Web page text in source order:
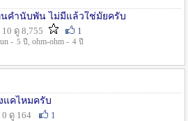
คำนับพัน ไม่มีแล้วใช่มั๊ยครับ
ดู 8,755
1
- 5 ปี , ohm-ohm - 4 ปี
แคไหมครับ
ดู 164
1